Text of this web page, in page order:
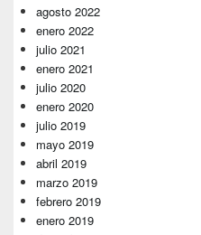
agosto 2022
enero 2022
julio 2021
enero 2021
julio 2020
enero 2020
julio 2019
mayo 2019
abril 2019
marzo 2019
febrero 2019
enero 2019